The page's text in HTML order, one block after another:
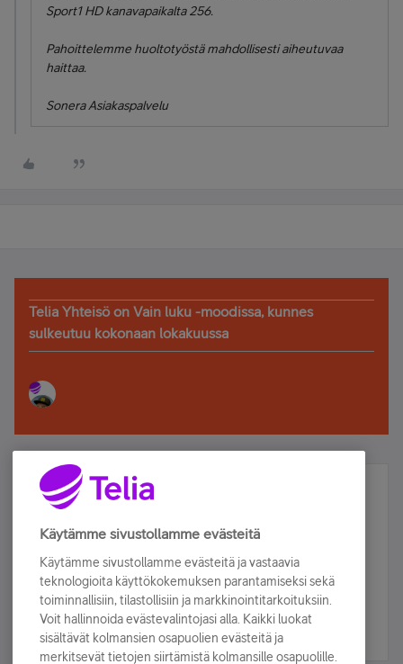
Sport1 HD kanavapaikalta 256.
Pahoittelemme huoltotyöstä mahdollisesti aiheutuvaa
haittaa.
Sonera Asiakaspalvelu
Telia Yhteisö on Vain luku -moodissa, kunnes
sulkeutuu kokonaan lokakuussa
Älä jää paitsi – osallistu ja voita!
Tilaa Telian uutiskirje ja olet mukana arvonnassa.
sähköpostiisi.
Tilaa nyt
Käytämme sivustollamme evästeitä
Käytämme sivustollamme evästeitä ja vastaavia
teknologioita käyttökokemuksen parantamiseksi sekä
toiminnallisiin, tilastollisiin ja markkinointitarkoituksiin.
Voit hallinnoida evästevalintojasi alla. Kaikki luokat
sisältävät kolmansien osapuolien evästeitä ja
merkitsevät tietojen siirtämistä kolmansille osapuolille.